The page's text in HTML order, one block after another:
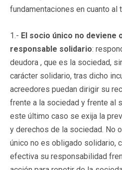
fundamentaciones en cuanto
1.- El socio único no deviene
responsable solidario:
deudora , que es la sociedad,
carácter solidario, tras dicho
acreedores puedan dirigir su
frente a la sociedad y frente al
este último caso se exija la
y derechos de la sociedad. No
único no es obligado solidario,
efectiva su responsabilidad